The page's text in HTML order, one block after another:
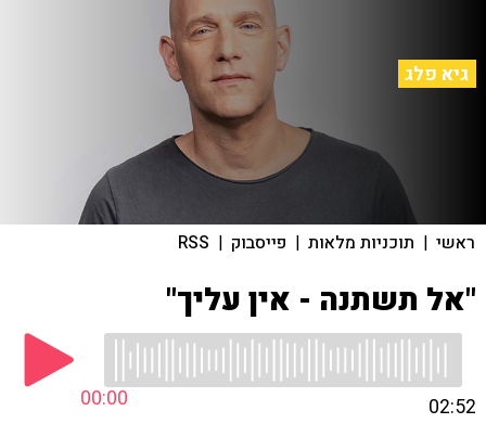
גיא פלג
ראשי | תוכניות מלאות | פייסבוק |
RSS
"אל תשתנה - אין עליך"
00:00 02:52